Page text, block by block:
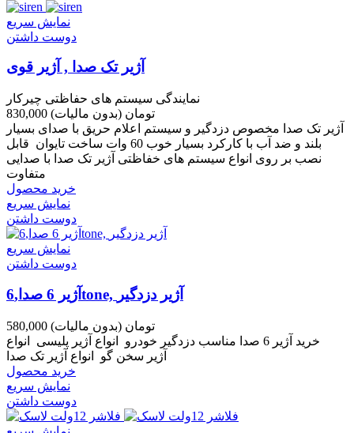
نمایش سریع
دوست داشتن
آژیر تک صدا , آژیر قوی
نمایندگی سیستم های حفاظتی چیرکار
830,000 تومان (بدون مالیات)
آژیر تک صدا مخصوص دزدگیر و سیستم اعلام حریق با صدای بسیار
بلند و ضد آب با کارکرد بسیار خوب 60 وات ساخت تایوان قابل
نصب بر روی انواع سیستم های خفاظتی آژیر تک صدا با صدایی
خرید محصول
نمایش سریع
دوست داشتن
نمایش سریع
دوست داشتن
آژیر 6 صدا,6tone, آژیر دزدگیر
580,000 تومان (بدون مالیات)
خرید آژیر 6 صدا مناسب دزدگیر خودرو انواع آژیر پلیسی انواع
آژیر سخن گو انواع آژیر تک صدا
خرید محصول
نمایش سریع
دوست داشتن